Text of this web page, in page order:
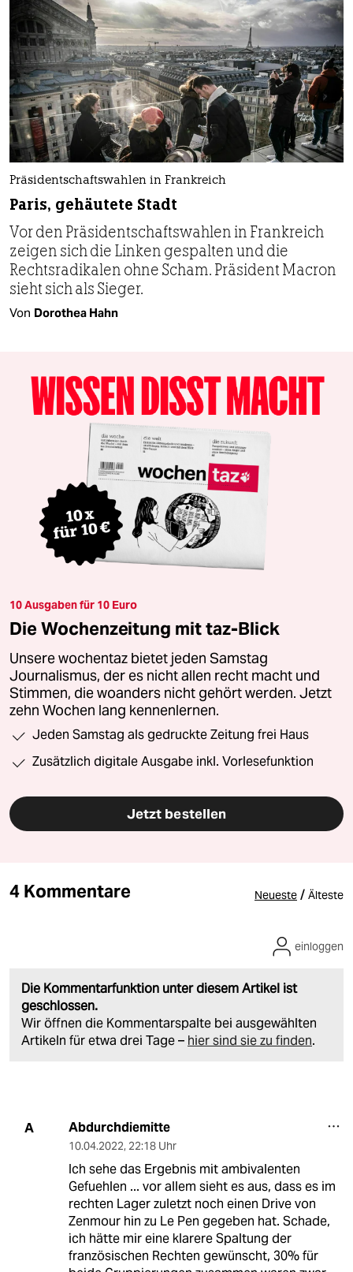
Präsidentschaftswahlen in Frankreich
Paris, gehäutete Stadt
Vor den Präsidentschaftswahlen in Frankreich
zeigen sich die Linken gespalten und die
Rechtsradikalen ohne Scham. Präsident Macron
sieht sich als Sieger.
Von Dorothea Hahn
10 Ausgaben für 10 Euro
Die Wochenzeitung mit taz-Blick
Unsere wochentaz bietet jeden Samstag
Journalismus, der es nicht allen recht macht und
Stimmen, die woanders nicht gehört werden. Jetzt
zehn Wochen lang kennenlernen.
Jeden Samstag als gedruckte Zeitung frei Haus
Zusätzlich digitale Ausgabe inkl. Vorlesefunktion
Jetzt bestellen
4 Kommentare Neueste / Älteste
Die Kommentarfunktion unter diesem Artikel ist
geschlossen.
Wir öffnen die Kommentarspalte bei ausgewählten
Artikeln für etwa drei Tage – hier sind sie zu finden.
einloggen
A Abdurchdiemitte
10.04.2022, 22:18 Uhr
Ich sehe das Ergebnis mit ambivalenten
Gefuehlen ... vor allem sieht es aus, dass es im
rechten Lager zuletzt noch einen Drive von
Zenmour hin zu Le Pen gegeben hat. Schade,
ich hätte mir eine klarere Spaltung der
französischen Rechten gewünscht, 30% für